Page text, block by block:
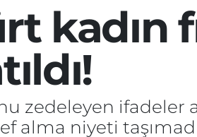
kadın
zedeleyen
alma niyeti